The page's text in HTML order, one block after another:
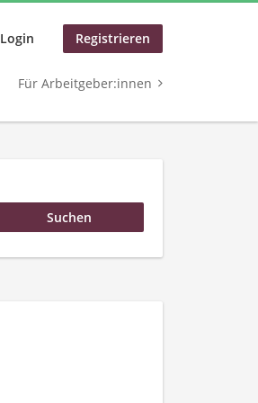
Login Registrieren
Für Arbeitgeber:innen